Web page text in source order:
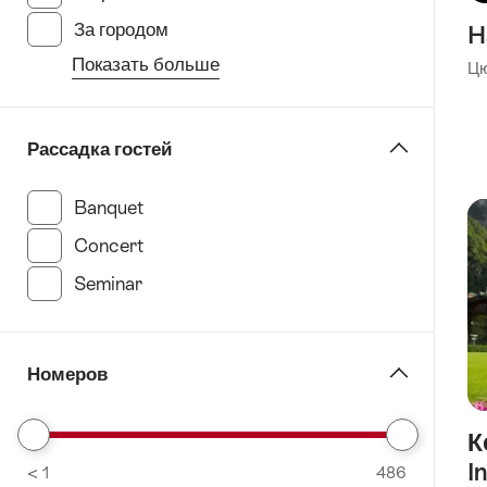
За городом
Показать больше
filter
Расположение”
Рассадка гостей
Banquet(344 Results in this category)
Concert(367 Results in this category)
Seminar(365 Results in this category)
Номеров
Remove
From
< 1 486